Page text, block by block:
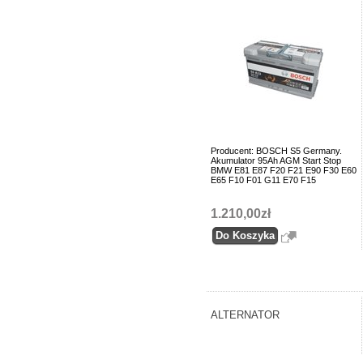
Producent: BOSCH S5 Germany.
Akumulator 95Ah AGM Start Stop
BMW E81 E87 F20 F21 E90 F30 E60
E65 F10 F01 G11 E70 F15
1.210,00zł
ALTERNATOR